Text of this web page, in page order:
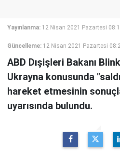
Yayınlanma: 12 Nisan 2021 Pazartesi
Güncelleme: 12 Nisan 2021 Pazartesi
ABD Dışişleri Bakanı
Ukrayna konusunda
hareket etmesinin
uyarısında bulundu.